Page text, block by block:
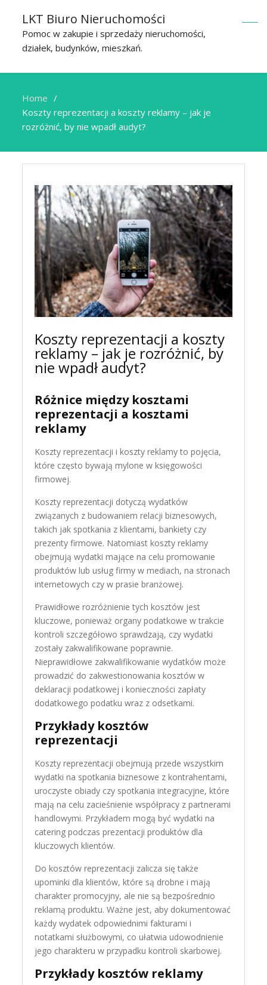
LKT Biuro Nieruchomości
Pomoc w zakupie i sprzedaży nieruchomości,
działek, budynków, mieszkań.
Home
Koszty reprezentacji a koszty reklamy – jak je
rozróżnić, by nie wpadł audyt?
Koszty reprezentacji a koszty
reklamy – jak je rozróżnić, by
nie wpadł audyt?
Różnice między kosztami
reprezentacji a kosztami
reklamy
Koszty reprezentacji i koszty reklamy to pojęcia,
które często bywają mylone w księgowości
firmowej.
Koszty reprezentacji dotyczą wydatków
związanych z budowaniem relacji biznesowych,
takich jak spotkania z klientami, bankiety czy
prezenty firmowe. Natomiast koszty reklamy
obejmują wydatki mające na celu promowanie
produktów lub usług firmy w mediach, na stronach
internetowych czy w prasie branżowej.
Prawidłowe rozróżnienie tych kosztów jest
kluczowe, ponieważ organy podatkowe w trakcie
kontroli szczegółowo sprawdzają, czy wydatki
zostały zakwalifikowane poprawnie.
Nieprawidłowe zakwalifikowanie wydatków może
prowadzić do zakwestionowania kosztów w
deklaracji podatkowej i konieczności zapłaty
dodatkowego podatku wraz z odsetkami.
Przykłady kosztów
reprezentacji
Koszty reprezentacji obejmują przede wszystkim
wydatki na spotkania biznesowe z kontrahentami,
uroczyste obiady czy spotkania integracyjne, które
mają na celu zacieśnienie współpracy z partnerami
handlowymi. Przykładem mogą być wydatki na
catering podczas prezentacji produktów dla
kluczowych klientów.
Do kosztów reprezentacji zalicza się także
upominki dla klientów, które są drobne i mają
charakter promocyjny, ale nie są bezpośrednio
reklamą produktu. Ważne jest, aby dokumentować
każdy wydatek odpowiednimi fakturami i
notatkami służbowymi, co ułatwia udowodnienie
jego charakteru w przypadku kontroli skarbowej.
Przykłady kosztów reklamy